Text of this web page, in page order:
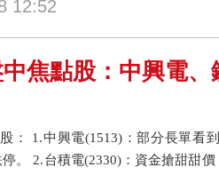
12:52
中焦點股：中興電
： 1.中興電(1513)：部分長單看
。 2.台積電(2330)：資金搶甜甜